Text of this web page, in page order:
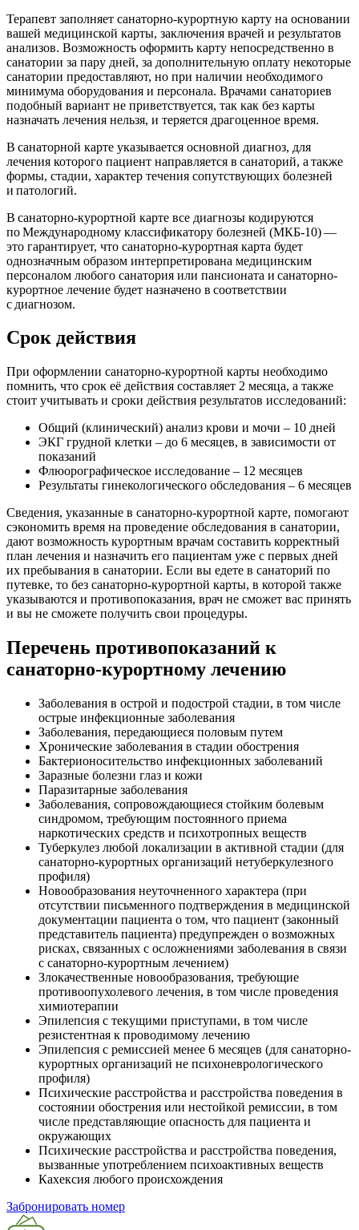
Терапевт заполняет санаторно-курортную карту на основании
вашей медицинской карты, заключения врачей и результатов
анализов. Возможность оформить карту непосредственно в
санатории за пару дней, за дополнительную оплату некоторые
санатории предоставляют, но при наличии необходимого
минимума оборудования и персонала. Врачами санаториев
подобный вариант не приветствуется, так как без карты
назначать лечения нельзя, и теряется драгоценное время.
В санаторной карте указывается основной диагноз, для
лечения которого пациент направляется в санаторий, а также
формы, стадии, характер течения сопутствующих болезней
и патологий.
В санаторно-курортной карте все диагнозы кодируются
по Международному классификатору болезней (МКБ-10) —
это гарантирует, что санаторно-курортная карта будет
однозначным образом интерпретирована медицинским
персоналом любого санатория или пансионата и санаторно-
курортное лечение будет назначено в соответствии
с диагнозом.
Срок действия
При оформлении санаторно-курортной карты необходимо
помнить, что срок её действия составляет 2 месяца, а также
стоит учитывать и сроки действия результатов исследований:
Общий (клинический) анализ крови и мочи – 10 дней
ЭКГ грудной клетки – до 6 месяцев, в зависимости от
показаний
Флюорографическое исследование – 12 месяцев
Результаты гинекологического обследования – 6 месяцев
Сведения, указанные в санаторно-курортной карте, помогают
сэкономить время на проведение обследования в санатории,
дают возможность курортным врачам составить корректный
план лечения и назначить его пациентам уже с первых дней
их пребывания в санатории. Если вы едете в санаторий по
путевке, то без санаторно-курортной карты, в которой также
указываются и противопоказания, врач не сможет вас принять
и вы не сможете получить свои процедуры.
Перечень противопоказаний к
санаторно-курортному лечению
Заболевания в острой и подострой стадии, в том числе
острые инфекционные заболевания
Заболевания, передающиеся половым путем
Хронические заболевания в стадии обострения
Бактерионосительство инфекционных заболеваний
Заразные болезни глаз и кожи
Паразитарные заболевания
Заболевания, сопровождающиеся стойким болевым
синдромом, требующим постоянного приема
наркотических средств и психотропных веществ
Туберкулез любой локализации в активной стадии (для
санаторно-курортных организаций нетуберкулезного
профиля)
Новообразования неуточненного характера (при
отсутствии письменного подтверждения в медицинской
документации пациента о том, что пациент (законный
представитель пациента) предупрежден о возможных
рисках, связанных с осложнениями заболевания в связи
с санаторно-курортным лечением)
Злокачественные новообразования, требующие
противоопухолевого лечения, в том числе проведения
химиотерапии
Эпилепсия с текущими приступами, в том числе
резистентная к проводимому лечению
Эпилепсия с ремиссией менее 6 месяцев (для санаторно-
курортных организаций не психоневрологического
профиля)
Психические расстройства и расстройства поведения в
состоянии обострения или нестойкой ремиссии, в том
числе представляющие опасность для пациента и
окружающих
Психические расстройства и расстройства поведения,
вызванные употреблением психоактивных веществ
Кахексия любого происхождения
Забронировать номер